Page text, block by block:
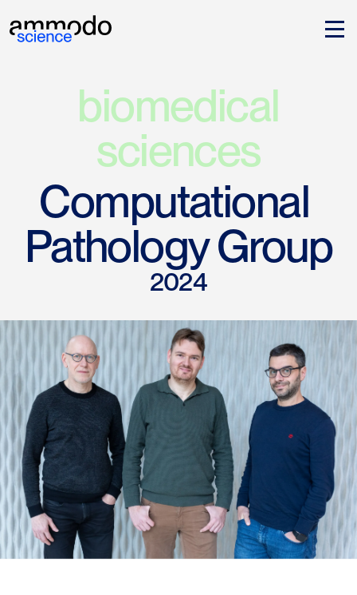
biomedical
sciences
Computational
Pathology Group
2024